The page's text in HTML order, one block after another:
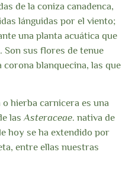
de la coniza canadenca,
lánguidas por el viento;
una planta acuática que
Son sus flores de tenue
blanquecina, las que
hierba carnicera es una
las Asteraceae. nativa de
hoy se ha extendido por
entre ellas nuestras